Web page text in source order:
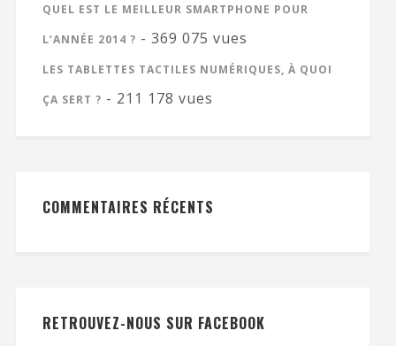
QUEL EST LE MEILLEUR SMARTPHONE POUR
L’ANNÉE 2014 ? - 369 075 vues
LES TABLETTES TACTILES NUMÉRIQUES, À QUOI
ÇA SERT ? - 211 178 vues
COMMENTAIRES RÉCENTS
RETROUVEZ-NOUS SUR FACEBOOK